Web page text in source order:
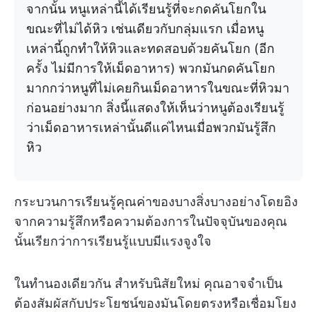
จากนั้น หนูเหล่านี้ได้เรียนรู้ที่จะกดคันโยกใน
ขณะที่ไม่ได้หิว เช่นเดียวกับกลุ่มแรก เมื่อหนู
เหล่านี้ถูกทำให้หิวและทดสอบด้วยคันโยก (อีก
ครั้ง ไม่มีการให้เม็ดอาหาร) พวกมันกดคันโยก
มากกว่าหนูที่ไม่เคยกินเม็ดอาหารในขณะที่หิวมา
ก่อนอย่างมาก สิ่งนี้แสดงให้เห็นว่าหนูต้องเรียนรู้
ว่าเม็ดอาหารเหล่านั้นดีแค่ไหนเมื่อพวกมันรู้สึก
หิว
กระบวนการเรียนรู้คุณค่าของบางสิ่งบางอย่างโดยอิง
จากความรู้สึกหรือความต้องการในปัจจุบันของคุณ
นั้นเรียกว่าการเรียนรู้แบบมีแรงจูงใจ
ในทำนองเดียวกัน สำหรับนิสัยใหม่ คุณอาจจำเป็น
ต้องสัมผัสกับประโยชน์ของมันโดยตรงหรือเชื่อมโยง